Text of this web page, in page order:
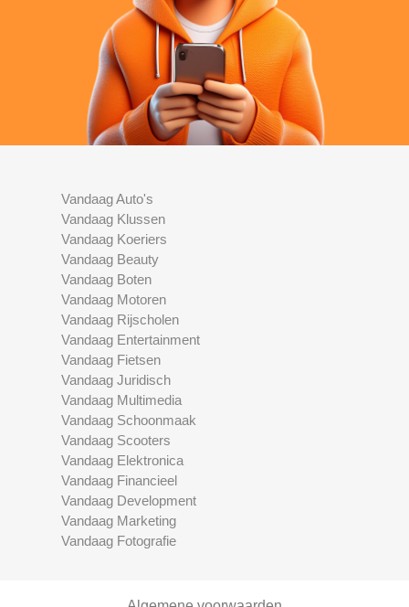
Vandaag Auto's
Vandaag Klussen
Vandaag Koeriers
Vandaag Beauty
Vandaag Boten
Vandaag Motoren
Vandaag Rijscholen
Vandaag Entertainment
Vandaag Fietsen
Vandaag Juridisch
Vandaag Multimedia
Vandaag Schoonmaak
Vandaag Scooters
Vandaag Elektronica
Vandaag Financieel
Vandaag Development
Vandaag Marketing
Vandaag Fotografie